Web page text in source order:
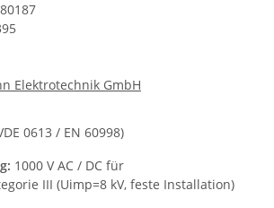
Elektrotechnik GmbH
0613 / EN 60998)
1000 V AC / DC für
III (Uimp=8 kV, feste Installation)